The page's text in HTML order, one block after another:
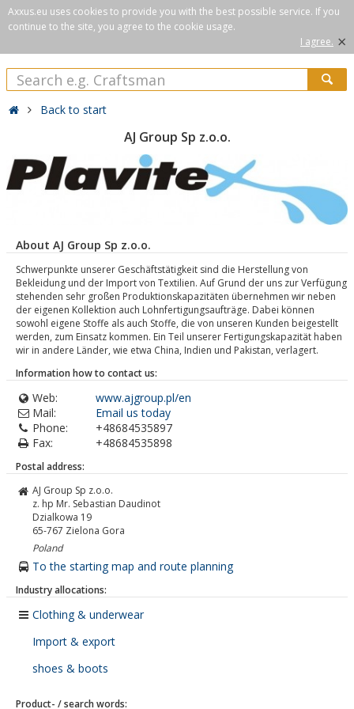
Axxus.eu uses cookies to provide you with the best possible service. If you
continue to the site, you agree to the cookie usage.
I agree. ×
Back to start
AJ Group Sp z.o.o.
About AJ Group Sp z.o.o.
Schwerpunkte unserer Geschäftstätigkeit sind die Herstellung von
Bekleidung und der Import von Textilien. Auf Grund der uns zur Verfügung
stehenden sehr großen Produktionskapazitäten übernehmen wir neben
der eigenen Kollektion auch Lohnfertigungsaufträge. Dabei können
sowohl eigene Stoffe als auch Stoffe, die von unseren Kunden beigestellt
werden, zum Einsatz kommen. Ein Teil unserer Fertigungskapazität haben
wir in andere Länder, wie etwa China, Indien und Pakistan, verlagert.
Information how to contact us:
Web:
www.ajgroup.pl/en
Mail:
Email us today
Phone:
+48684535897
Fax:
+48684535898
Postal address:
AJ Group Sp z.o.o.
z. hp Mr. Sebastian Daudinot
Dzialkowa 19
65-767 Zielona Gora
Poland
To the starting map and route planning
Industry allocations:
Clothing & underwear
Import & export
shoes & boots
Product- / search words: